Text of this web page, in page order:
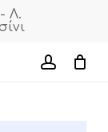
Λ.
Filters